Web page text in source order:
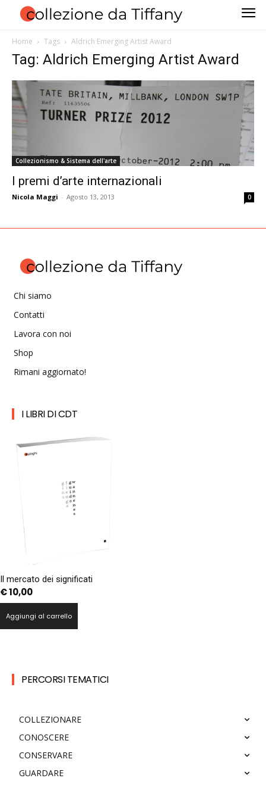
Home Tags Aldrich Emerging Artist Award
Tag: Aldrich Emerging Artist Award
Collezionismo & Sistema dell'arte
I premi d’arte internazionali
Nicola Maggi - Agosto 13, 2013 0
Chi siamo
Contatti
Lavora con noi
Shop
Rimani aggiornato!
I LIBRI DI CDT
Il mercato dei significati
€10,00
Aggiungi al carrello
PERCORSI TEMATICI
COLLEZIONARE
CONOSCERE
CONSERVARE
GUARDARE